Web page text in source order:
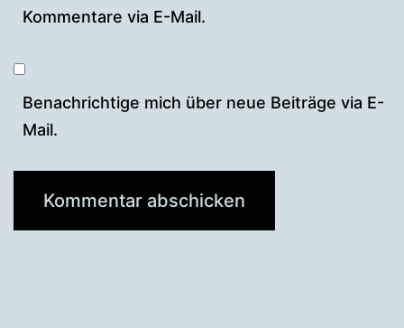
Kommentare via E-Mail.
Benachrichtige mich über neue Beiträge via E-
Mail.